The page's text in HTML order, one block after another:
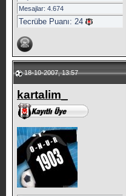
Mesajlar: 4.674
Tecrübe Puanı: 24
18-10-2007, 13:57
kartalim_